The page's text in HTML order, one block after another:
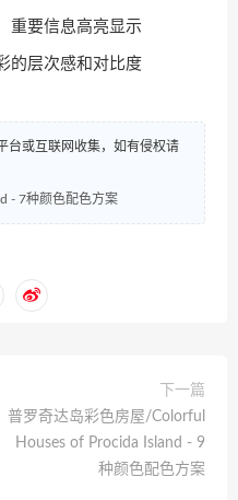
重要信息高亮显示
的层次感和对比度
台或互联网收集，如有侵权请
- 7种颜色配色方案
下一篇
普罗奇达岛彩色房屋/Colorful
Houses of Procida Island - 9
种颜色配色方案